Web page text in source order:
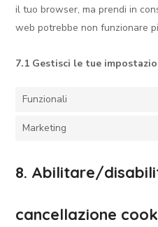
il tuo browser, ma prendi in
web potrebbe non funzionare
7.1 Gestisci le tue
Funzionali
Marketing
8. Abilitare/
cancellazione